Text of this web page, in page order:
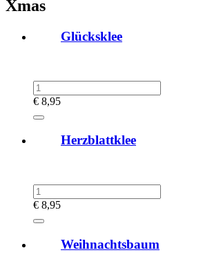
Xmas
Glücksklee
€ 8,95
Herzblattklee
€ 8,95
Weihnachtsbaum